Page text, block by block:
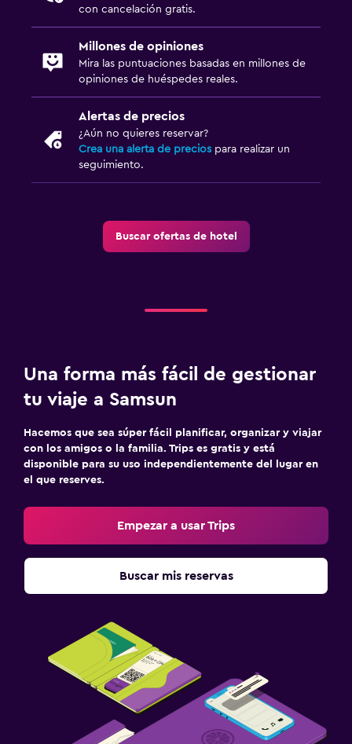
con cancelación gratis.
Millones de opiniones
Mira las puntuaciones basadas en millones de
opiniones de huéspedes reales.
Alertas de precios
¿Aún no quieres reservar?
Crea una alerta de precios para realizar un
seguimiento.
Buscar ofertas de hotel
Una forma más fácil de gestionar
tu viaje a Samsun
Hacemos que sea súper fácil planificar, organizar y viajar
con los amigos o la familia. Trips es gratis y está
disponible para su uso independientemente del lugar en
el que reserves.
Empezar a usar Trips
Buscar mis reservas